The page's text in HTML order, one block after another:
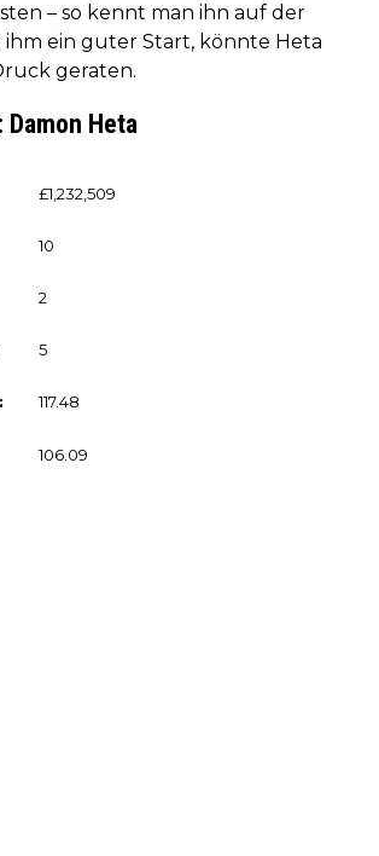
– so kennt man ihn auf der
ihm ein guter Start, könnte Heta
geraten.
Damon Heta
£1,232,509
10
2
5
117.48
106.09